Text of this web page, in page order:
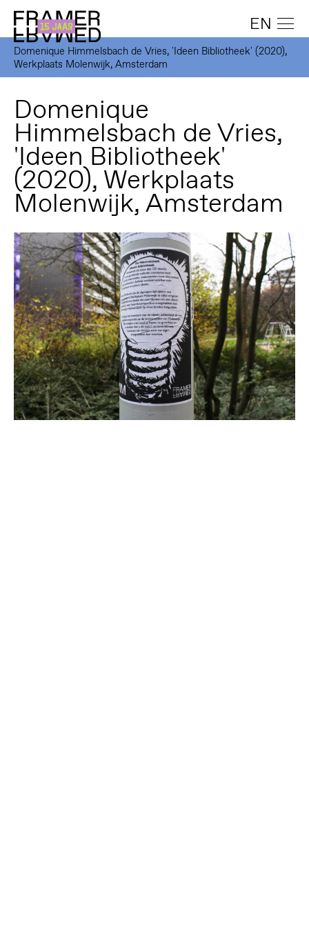
EN
Domenique Himmelsbach de Vries, 'Ideen Bibliotheek' (2020),
Werkplaats Molenwijk, Amsterdam
Domenique
Himmelsbach de Vries,
'Ideen Bibliotheek'
(2020), Werkplaats
Molenwijk, Amsterdam